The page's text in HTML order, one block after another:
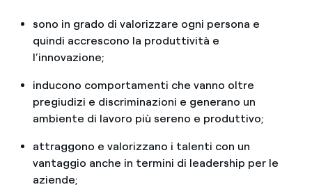
sono in grado di valorizzare ogni persona e
quindi accrescono la produttività e
l’innovazione;
inducono comportamenti che vanno oltre
pregiudizi e discriminazioni e generano un
ambiente di lavoro più sereno e produttivo;
attraggono e valorizzano i talenti con un
vantaggio anche in termini di leadership per le
aziende;